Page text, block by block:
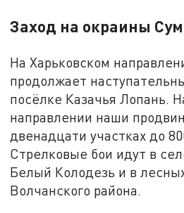
Заход на окраины Сум
На Харьковском
продолжает
посёлке Казачья Лопань.
направлении наши
двенадцати участках до
Стрелковые бои идут в
Белый Колодезь и в
Волчанского района.